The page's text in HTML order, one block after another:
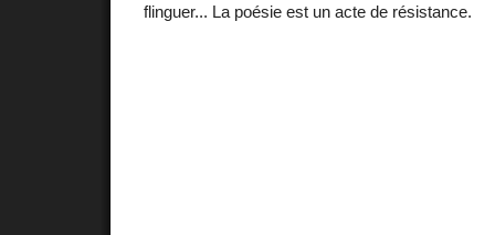
flinguer... La poésie est un acte de résistance.